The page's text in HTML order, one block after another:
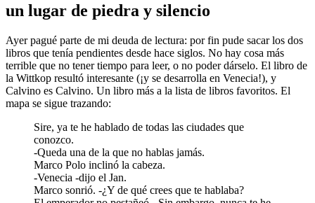
un lugar de piedra y silencio
Ayer pagué parte de mi deuda de lectura: por fin pude sacar los dos
libros que tenía pendientes desde hace siglos. No hay cosa más
terrible que no tener tiempo para leer, o no poder dárselo. El libro de
la Wittkop resultó interesante (¡y se desarrolla en Venecia!), y
Calvino es Calvino. Un libro más a la lista de libros favoritos. El
mapa se sigue trazando:
Sire, ya te he hablado de todas las ciudades que
conozco.
-Queda una de la que no hablas jamás.
Marco Polo inclinó la cabeza.
-Venecia -dijo el Jan.
Marco sonrió. -¿Y de qué crees que te hablaba?